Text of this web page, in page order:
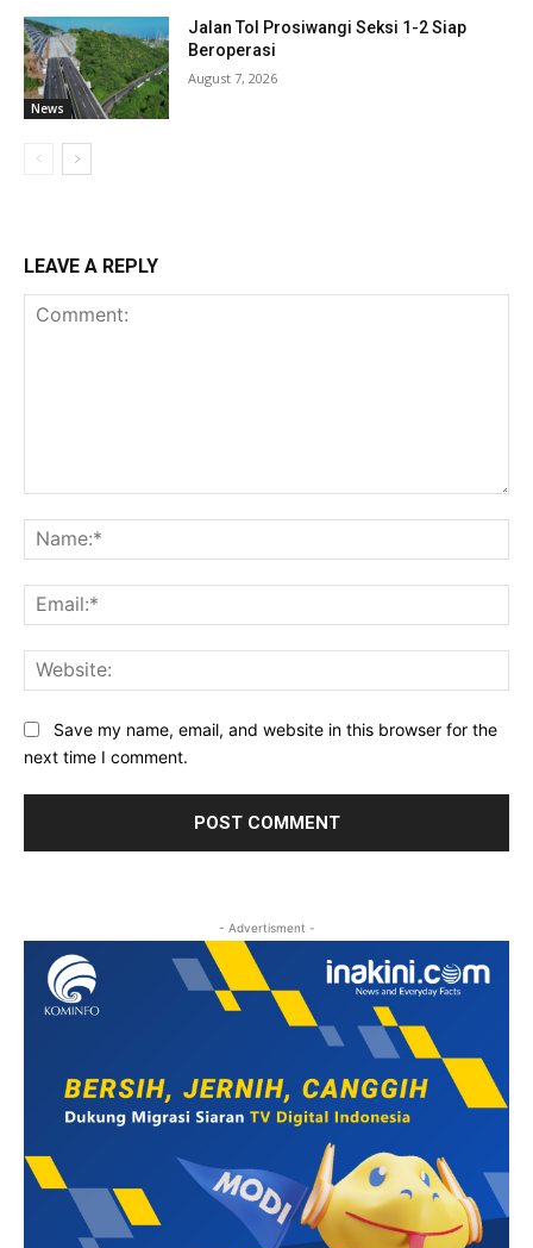
News
Jalan Tol Prosiwangi Seksi 1-2 Siap
Beroperasi
August 7, 2026
LEAVE A REPLY
Save my name, email, and website in this browser for the
next time I comment.
- Advertisment -